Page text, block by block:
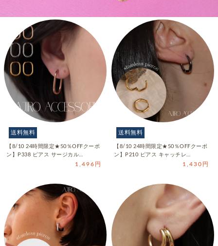
送料無料
【8/10 24時間限定★50％OFFクーポ
ン】P338 ピアス サージカル…
1,496円
送料無料
【8/10 24時間限定★50％OFFクーポ
ン】P210 ピアス キャッチレ…
1,430円